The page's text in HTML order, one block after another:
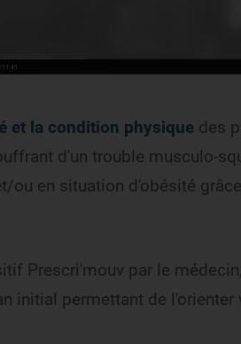
et la condition physique des
d'un trouble musculo-
ou en situation d'obésité
Prescri'mouv par le
initial permettant de